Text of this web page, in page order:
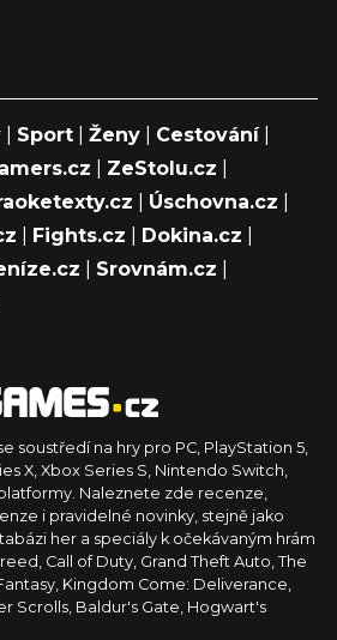
Sport Ženy Cestování|
ZeStolu.cz
Úschovna.cz
Fights.cz Dokina.cz
Srovnám.cz
soustředí na hry pro PC, PlayStation 5,
X, Xbox Series S, Nintendo Switch,
Naleznete zde recenze,
i pravidelné novinky, stejně jako
her a speciály k očekávaným hrám
Call of Duty, Grand Theft Auto, The
Kingdom Come: Deliverance,
Scrolls, Baldur's Gate, Hogwart's